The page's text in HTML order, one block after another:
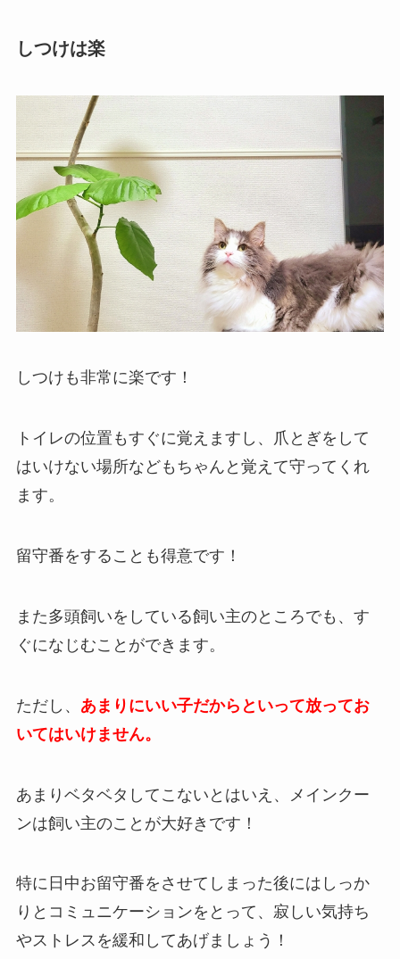
しつけは楽
しつけも非常に楽です！
トイレの位置もすぐに覚えますし、爪とぎをして
はいけない場所などもちゃんと覚えて守ってくれ
ます。
留守番をすることも得意です！
また多頭飼いをしている飼い主のところでも、す
ぐになじむことができます。
ただし、 あまりにいい子だからといって放ってお
いてはいけません。
あまりベタベタしてこないとはいえ、メインクー
ンは飼い主のことが大好きです！
特に日中お留守番をさせてしまった後にはしっか
りとコミュニケーションをとって、寂しい気持ち
やストレスを緩和してあげましょう！